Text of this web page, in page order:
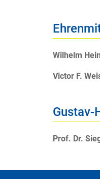
Wilhelm
Victor F.
Gustav-
Prof. Dr.